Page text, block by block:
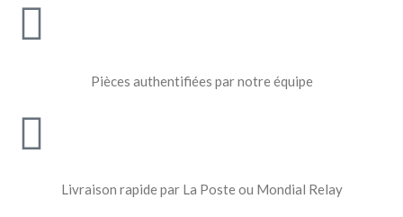
Pièces authentifiées par notre équipe
Livraison rapide par La Poste ou Mondial Relay